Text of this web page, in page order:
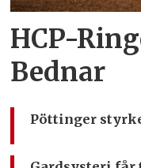
HCP-
Bednar
Pöttinger